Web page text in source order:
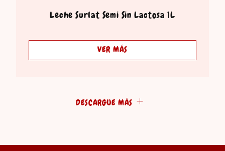
Leche Surlat Semi Sin Lactosa 1L
VER MÁS
DESCARGUE MÁS